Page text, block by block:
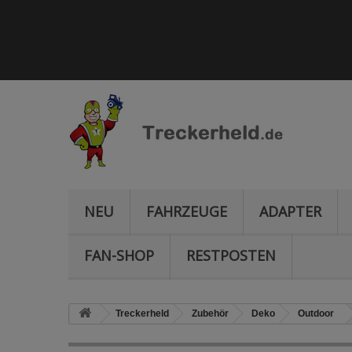
NEU FAHRZEUGE ADAPTER
FAN-SHOP RESTPOSTEN
Treckerheld Zubehör Deko Outdoor